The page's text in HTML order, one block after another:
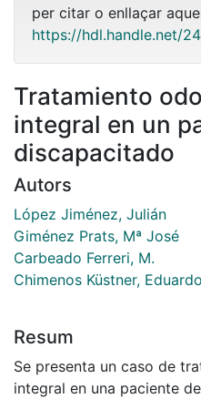
per citar o enllaçar
https://hdl.handle.net/
Tratamiento
integral en un
discapacitado
Autors
López Jiménez, Julián
Giménez Prats, Mª José
Carbeado Ferreri, M.
Chimenos Küstner, Eduardo
Resum
Se presenta un caso de
integral en una paciente